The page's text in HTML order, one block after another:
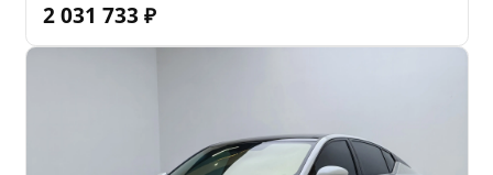
2 031 733 ₽